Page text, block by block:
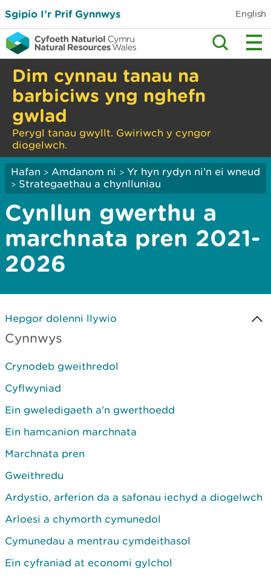
Sgipio I’r Prif Gynnwys English
Dim cynnau tanau na
barbiciws yng nghefn
gwlad
Perygl tanau gwyllt. Gwiriwch y cyngor
diogelwch.
Hafan > Amdanom ni > Yr hyn rydyn ni’n ei wneud
> Strategaethau a chynlluniau
Cynllun gwerthu a
marchnata pren 2021-
2026
Hepgor dolenni llywio
Cynnwys
Crynodeb gweithredol
Cyflwyniad
Ein gweledigaeth a'n gwerthoedd
Ein hamcanion marchnata
Marchnata pren
Gweithredu
Ardystio, arferion da a safonau iechyd a diogelwch
Arloesi a chymorth cymunedol
Cymunedau a mentrau cymdeithasol
Ein cyfraniad at economi gylchol